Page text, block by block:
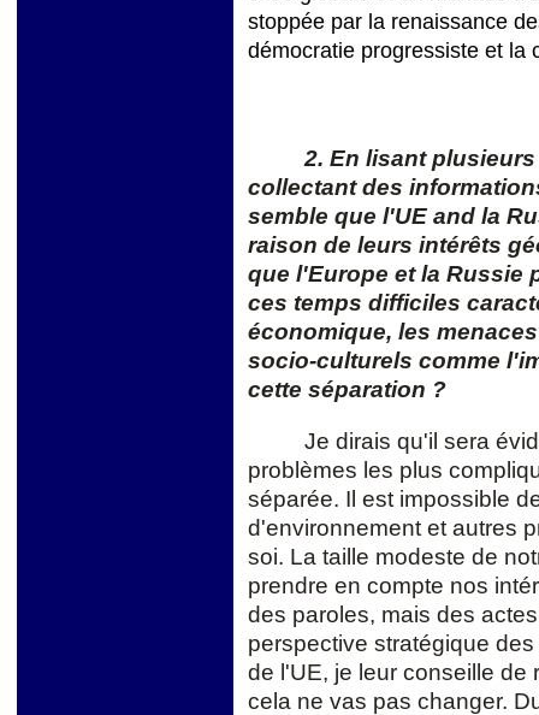
stoppée par la renaissance
démocratie progressiste et la
2. En lisant
collectant des
semble que l'UE and la
raison de leurs intérêts
que l'Europe et la Russie
ces temps difficiles
économique, les
socio-culturels comme
cette séparation ?
Je dirais qu'il sera
problèmes les plus
séparée. Il est impossible
d'environnement et autres
soi. La taille modeste de
prendre en compte nos
des paroles, mais des
perspective stratégique
de l'UE, je leur conseille de
cela ne vas pas changer.